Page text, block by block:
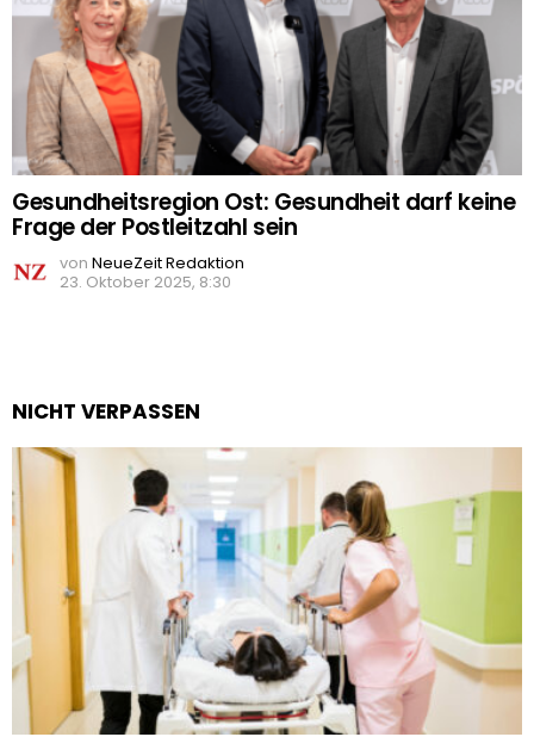
Gesundheitsregion Ost: Gesundheit darf keine
Frage der Postleitzahl sein
von NeueZeit Redaktion
23. Oktober 2025, 8:30
NICHT VERPASSEN